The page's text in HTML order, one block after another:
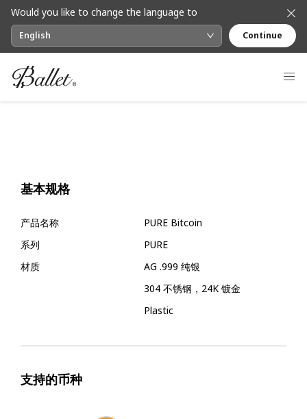
Would you like to change the language to
English Continue
基本规格
产品名称
系列
材质
PURE Bitcoin
PURE
AG .999 纯银
304 不锈钢，24K 镀金
Plastic
支持的币种